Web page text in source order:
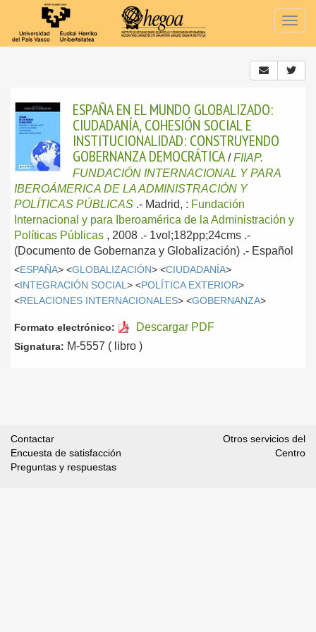
ESPAÑA EN EL MUNDO GLOBALIZADO:
CIUDADANÍA, COHESIÓN SOCIAL E
INSTITUCIONALIDAD: CONSTRUYENDO
GOBERNANZA DEMOCRÁTICA /FIIAP.
FUNDACIÓN INTERNACIONAL Y PARA
IBEROÁMERICA DE LA ADMINISTRACIÓN Y
POLÍTICAS PÚBLICAS .- Madrid, : Fundación
Internacional y para Iberoamérica de la Administración y
Políticas Públicas , 2008 .- 1vol;182pp;24cms .-
(Documento de Gobernanza y Globalización) .- Español
<ESPAÑA> <GLOBALIZACIÓN> <CIUDADANÍA>
<INTEGRACIÓN SOCIAL > <POLÍTICA EXTERIOR>
<RELACIONES INTERNACIONALES> <GOBERNANZA>
Formato electrónico: Descargar PDF
Signatura: M-5557 ( libro )
Contactar
Encuesta de satisfacción
Preguntas y respuestas
Otros servicios del
Centro